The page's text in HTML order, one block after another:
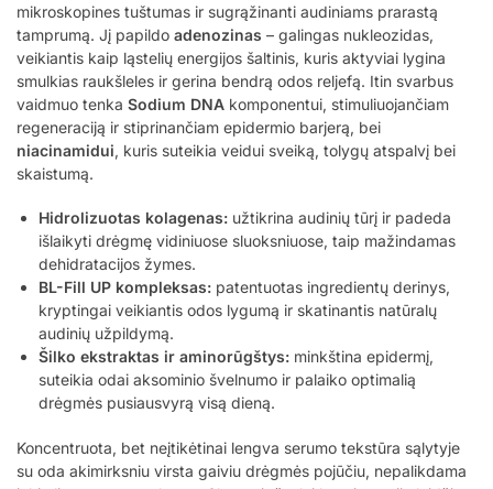
mikroskopines tuštumas ir sugrąžinanti audiniams prarastą
tamprumą. Jį papildo adenozinas – galingas nukleozidas,
veikiantis kaip ląstelių energijos šaltinis, kuris aktyviai lygina
smulkias raukšleles ir gerina bendrą odos reljefą. Itin svarbus
vaidmuo tenka Sodium DNA komponentui, stimuliuojančiam
regeneraciją ir stiprinančiam epidermio barjerą, bei
niacinamidui, kuris suteikia veidui sveiką, tolygų atspalvį bei
skaistumą.
Hidrolizuotas kolagenas: užtikrina audinių tūrį ir padeda
išlaikyti drėgmę vidiniuose sluoksniuose, taip mažindamas
dehidratacijos žymes.
BL-Fill UP kompleksas: patentuotas ingredientų derinys,
kryptingai veikiantis odos lygumą ir skatinantis natūralų
audinių užpildymą.
Šilko ekstraktas ir aminorūgštys: minkština epidermį,
suteikia odai aksominio švelnumo ir palaiko optimalią
drėgmės pusiausvyrą visą dieną.
Koncentruota, bet neįtikėtinai lengva serumo tekstūra sąlytyje
su oda akimirksniu virsta gaiviu drėgmės pojūčiu, nepalikdama